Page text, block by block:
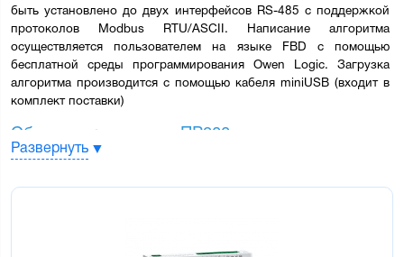
быть установлено до двух интерфейсов RS-485 с поддержкой
протоколов Modbus RTU/ASCII. Написание алгоритма
осуществляется пользователем на языке FBD с помощью
бесплатной среды программирования Owen Logic. Загрузка
алгоритма производится с помощью кабеля miniUSB (входит в
комплект поставки)
Области применения ПР200:
Водоочистка
Развернуть